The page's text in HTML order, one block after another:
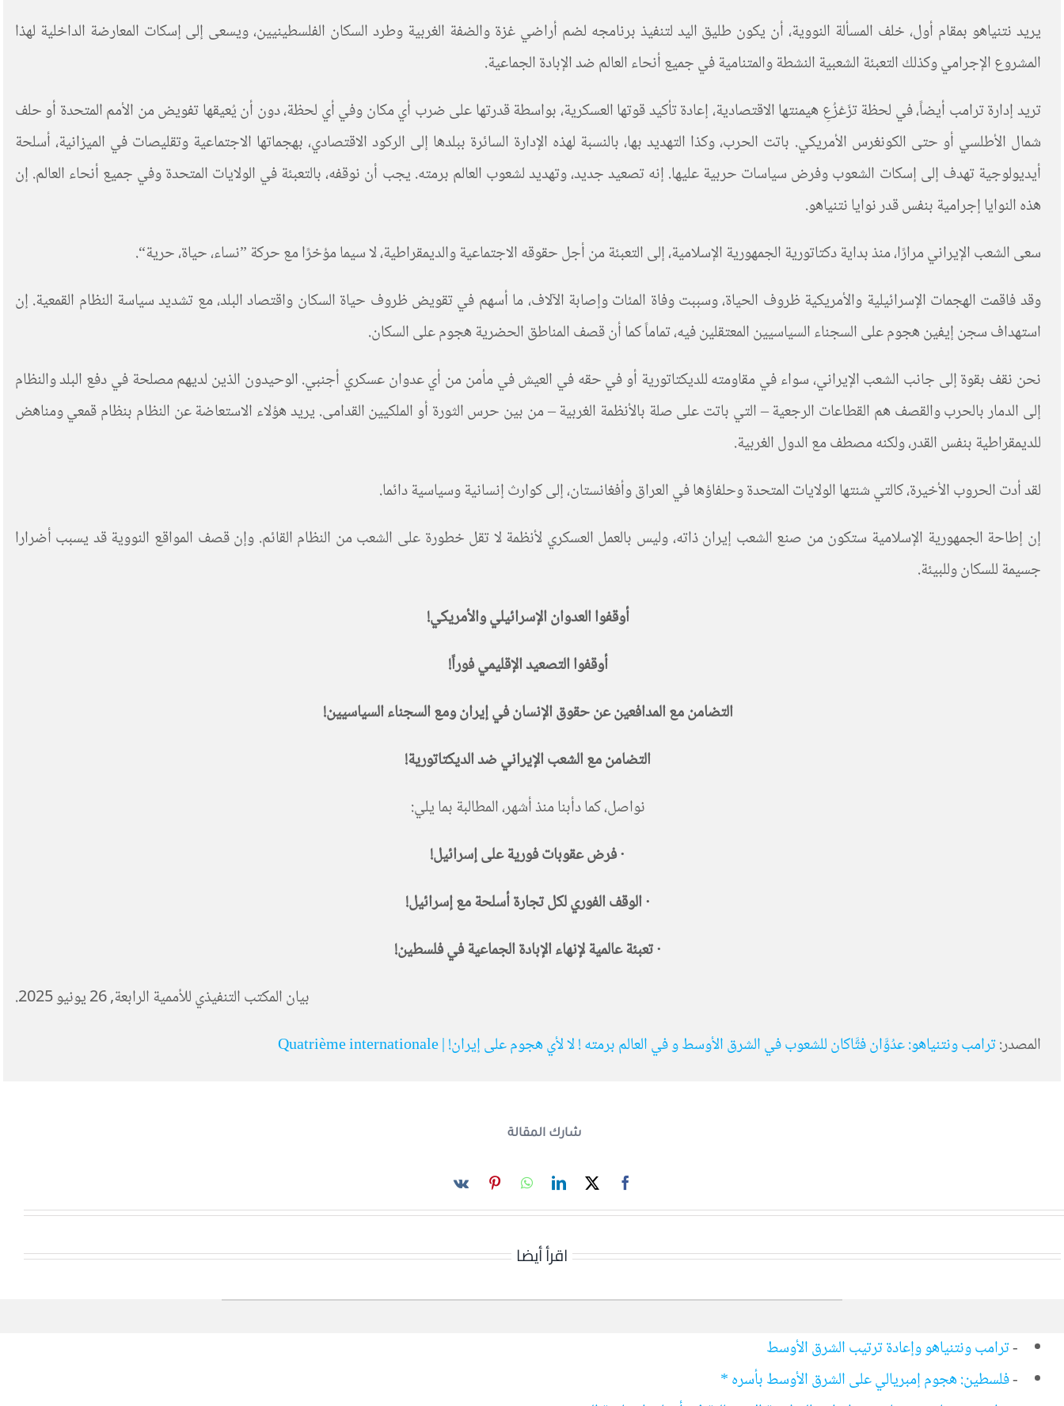
يريد نتنياهو بمقام أول، خلف المسألة النووية، أن يكون طليق اليد لتنفيذ برنامجه لضم أراضي غزة والضفة الغربية وطرد السكان الفلسطينيين، ويسعى إلى إسكات المعارضة الداخلية لهذا
المشروع الإجرامي وكذلك التعبئة الشعبية النشطة والمتنامية في جميع أنحاء العالم ضد الإبادة الجماعية.
تريد إدارة ترامب أيضاً، في لحظة تزَعْزُعِ هيمنتها الاقتصادية، إعادة تأكيد قوتها العسكرية، بواسطة قدرتها على ضرب أي مكان وفي أي لحظة، دون أن يُعيقها تفويض من الأمم المتحدة أو حلف
شمال الأطلسي أو حتى الكونغرس الأمريكي. باتت الحرب، وكذا التهديد بها، بالنسبة لهذه الإدارة السائرة ببلدها إلى الركود الاقتصادي، بهجماتها الاجتماعية وتقليصات في الميزانية، أسلحة
أيديولوجية تهدف إلى إسكات الشعوب وفرض سياسات حربية عليها. إنه تصعيد جديد، وتهديد لشعوب العالم برمته. يجب أن نوقفه، بالتعبئة في الولايات المتحدة وفي جميع أنحاء العالم. إن
هذه النوايا إجرامية بنفس قدر نوايا نتنياهو.
سعى الشعب الإيراني مرارًا، منذ بداية دكتاتورية الجمهورية الإسلامية، إلى التعبئة من أجل حقوقه الاجتماعية والديمقراطية، لا سيما مؤخرًا مع حركة ”نساء، حياة، حرية“.
وقد فاقمت الهجمات الإسرائيلية والأمريكية ظروف الحياة، وسببت وفاة المئات وإصابة الآلاف، ما أسهم في تقويض ظروف حياة السكان واقتصاد البلد، مع تشديد سياسة النظام القمعية. إن
استهداف سجن إيفين هجوم على السجناء السياسيين المعتقلين فيه، تماماً كما أن قصف المناطق الحضرية هجوم على السكان.
نحن نقف بقوة إلى جانب الشعب الإيراني، سواء في مقاومته للديكتاتورية أو في حقه في العيش في مأمن من أي عدوان عسكري أجنبي. الوحيدون الذين لديهم مصلحة في دفع البلد والنظام
إلى الدمار بالحرب والقصف هم القطاعات الرجعية – التي باتت على صلة بالأنظمة الغربية – من بين حرس الثورة أو الملكيين القدامى. يريد هؤلاء الاستعاضة عن النظام بنظام قمعي ومناهض
للديمقراطية بنفس القدر، ولكنه مصطف مع الدول الغربية.
لقد أدت الحروب الأخيرة، كالتي شنتها الولايات المتحدة وحلفاؤها في العراق وأفغانستان، إلى كوارث إنسانية وسياسية دائما.
إن إطاحة الجمهورية الإسلامية ستكون من صنع الشعب إيران ذاته، وليس بالعمل العسكري لأنظمة لا تقل خطورة على الشعب من النظام القائم. وإن قصف المواقع النووية قد يسبب أضرارا
جسيمة للسكان وللبيئة.
أوقفوا العدوان الإسرائيلي والأمريكي!
أوقفوا التصعيد الإقليمي فوراً!
التضامن مع المدافعين عن حقوق الإنسان في إيران ومع السجناء السياسيين!
التضامن مع الشعب الإيراني ضد الديكتاتورية!
نواصل، كما دأبنا منذ أشهر، المطالبة بما يلي:
·فرض عقوبات فورية على إسرائيل!
·الوقف الفوري لكل تجارة أسلحة مع إسرائيل!
·تعبئة عالمية لإنهاء الإبادة الجماعية في فلسطين!
بيان المكتب التنفيذي للأممية الرابعة, 26 يونيو 2025.
المصدر:ترامب ونتنياهو: عدُوَّان فتَّاكان للشعوب في الشرق الأوسط و في العالم برمته ! لا لأي هجوم على إيران! | Quatrième internationale
شارك المقالة
اقرأ أيضا
-ترامب ونتنياهو وإعادة ترتيب الشرق الأوسط
-فلسطين: هجوم إمبريالي على الشرق الأوسط بأسره *